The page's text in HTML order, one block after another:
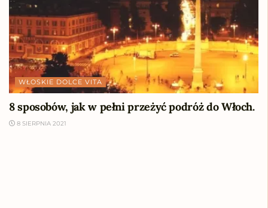
WŁOSKIE DOLCE VITA
8 sposobów, jak w pełni przeżyć podróż do Włoch.
8 SIERPNIA 2021